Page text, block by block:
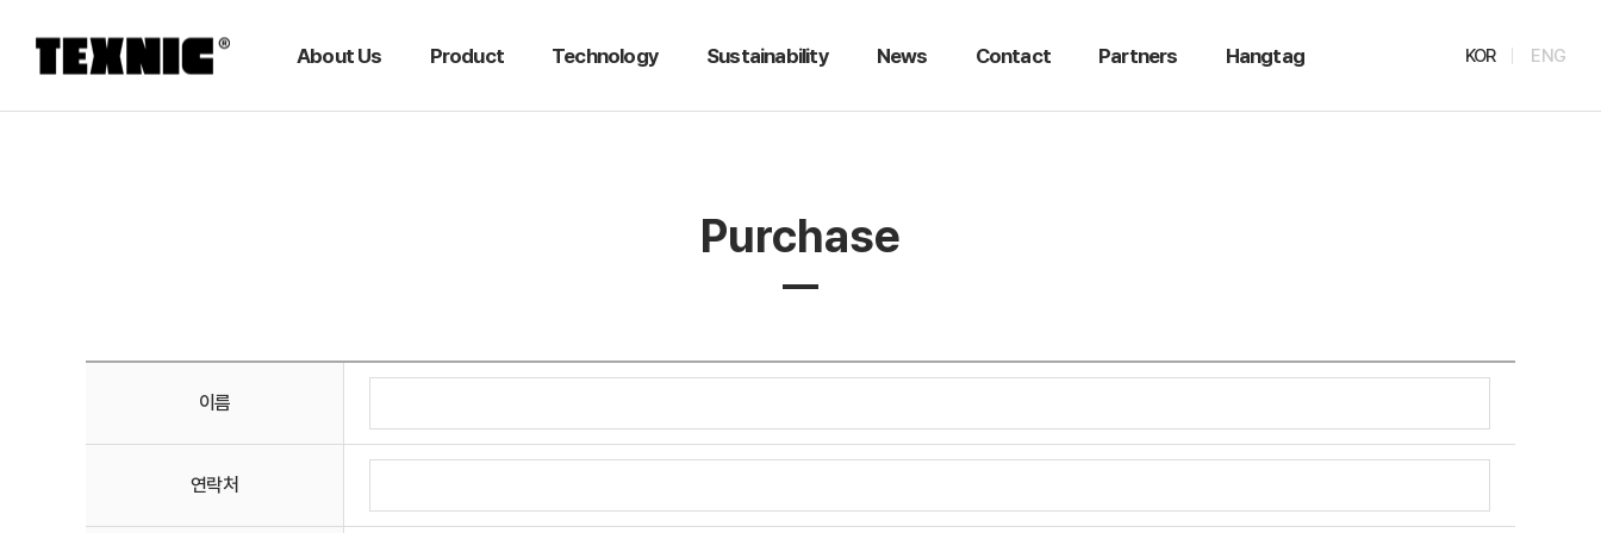
About Us Product Technology Sustainability News Contact Partners Hangtag KOR ENG
Purchase
이름
연락처